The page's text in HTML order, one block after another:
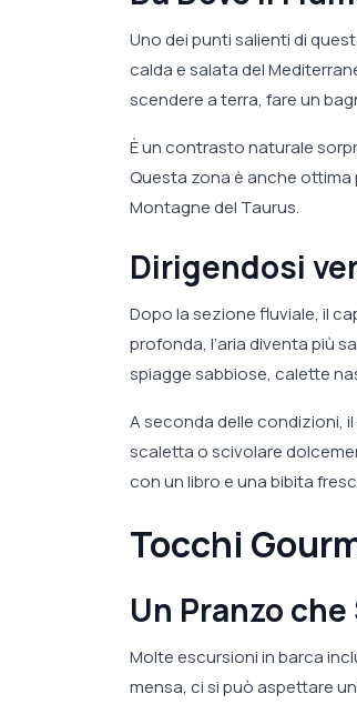
Uno dei punti salienti di
calda e salata del
scendere a terra, fare un
È un contrasto naturale
Questa zona è anche
Montagne del Taurus.
Dirigendosi
Dopo la sezione fluviale, il
profonda, l’aria diventa più
spiagge sabbiose, calette
A seconda delle condizioni,
scaletta o scivolare
con un libro e una bibita
Tocchi
Un Pranzo
Molte escursioni in barca
mensa, ci si può aspettare